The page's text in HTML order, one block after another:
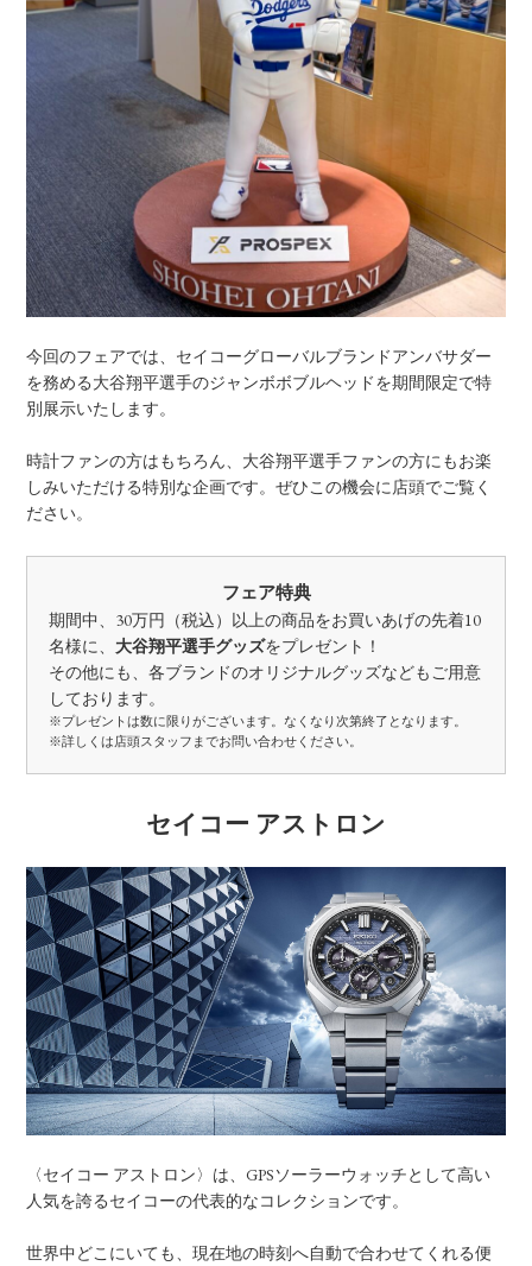
今回のフェアでは、セイコーグローバルブランドアンバサダー
を務める大谷翔平選手のジャンボボブルヘッドを期間限定で特
別展示いたします。
時計ファンの方はもちろん、大谷翔平選手ファンの方にもお楽
しみいただける特別な企画です。ぜひこの機会に店頭でご覧く
ださい。
フェア特典
期間中、30万円（税込）以上の商品をお買いあげの先着10
名様に、 大谷翔平選手グッズをプレゼント！
その他にも、各ブランドのオリジナルグッズなどもご用意
しております。
※プレゼントは数に限りがございます。なくなり次第終了となります。
※詳しくは店頭スタッフまでお問い合わせください。
セイコー アストロン
〈セイコー アストロン〉は、GPSソーラーウォッチとして高い
人気を誇るセイコーの代表的なコレクションです。
世界中どこにいても、現在地の時刻へ自動で合わせてくれる便